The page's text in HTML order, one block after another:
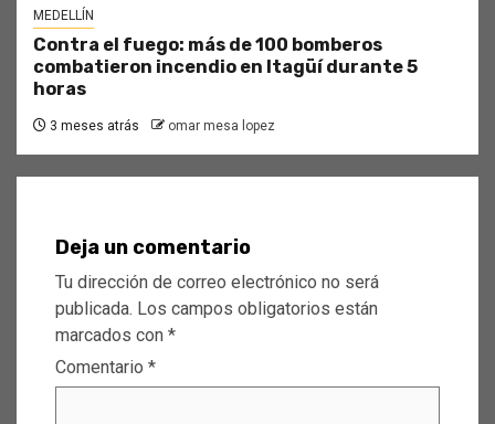
MEDELLÍN
Contra el fuego: más de 100 bomberos
combatieron incendio en Itagüí durante 5
horas
3 meses atrás omar mesa lopez
Deja un comentario
Tu dirección de correo electrónico no será
publicada. Los campos obligatorios están
marcados con *
Comentario *